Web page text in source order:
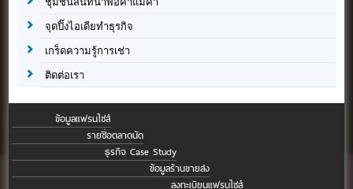
จุดปิ๊งไอเดียทำธุรกิจ
เกร็ดความรู้การเช่า
ติดต่อเรา
ข้อมูลแฟรนไชส์
รายชื่อตลาดนัด
ธุรกิจ Case Study
ข้อมูลร้านขายส่ง
ลงทะเบียนแฟรนไชส์